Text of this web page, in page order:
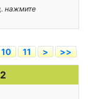
нажмите
10 11 > >>